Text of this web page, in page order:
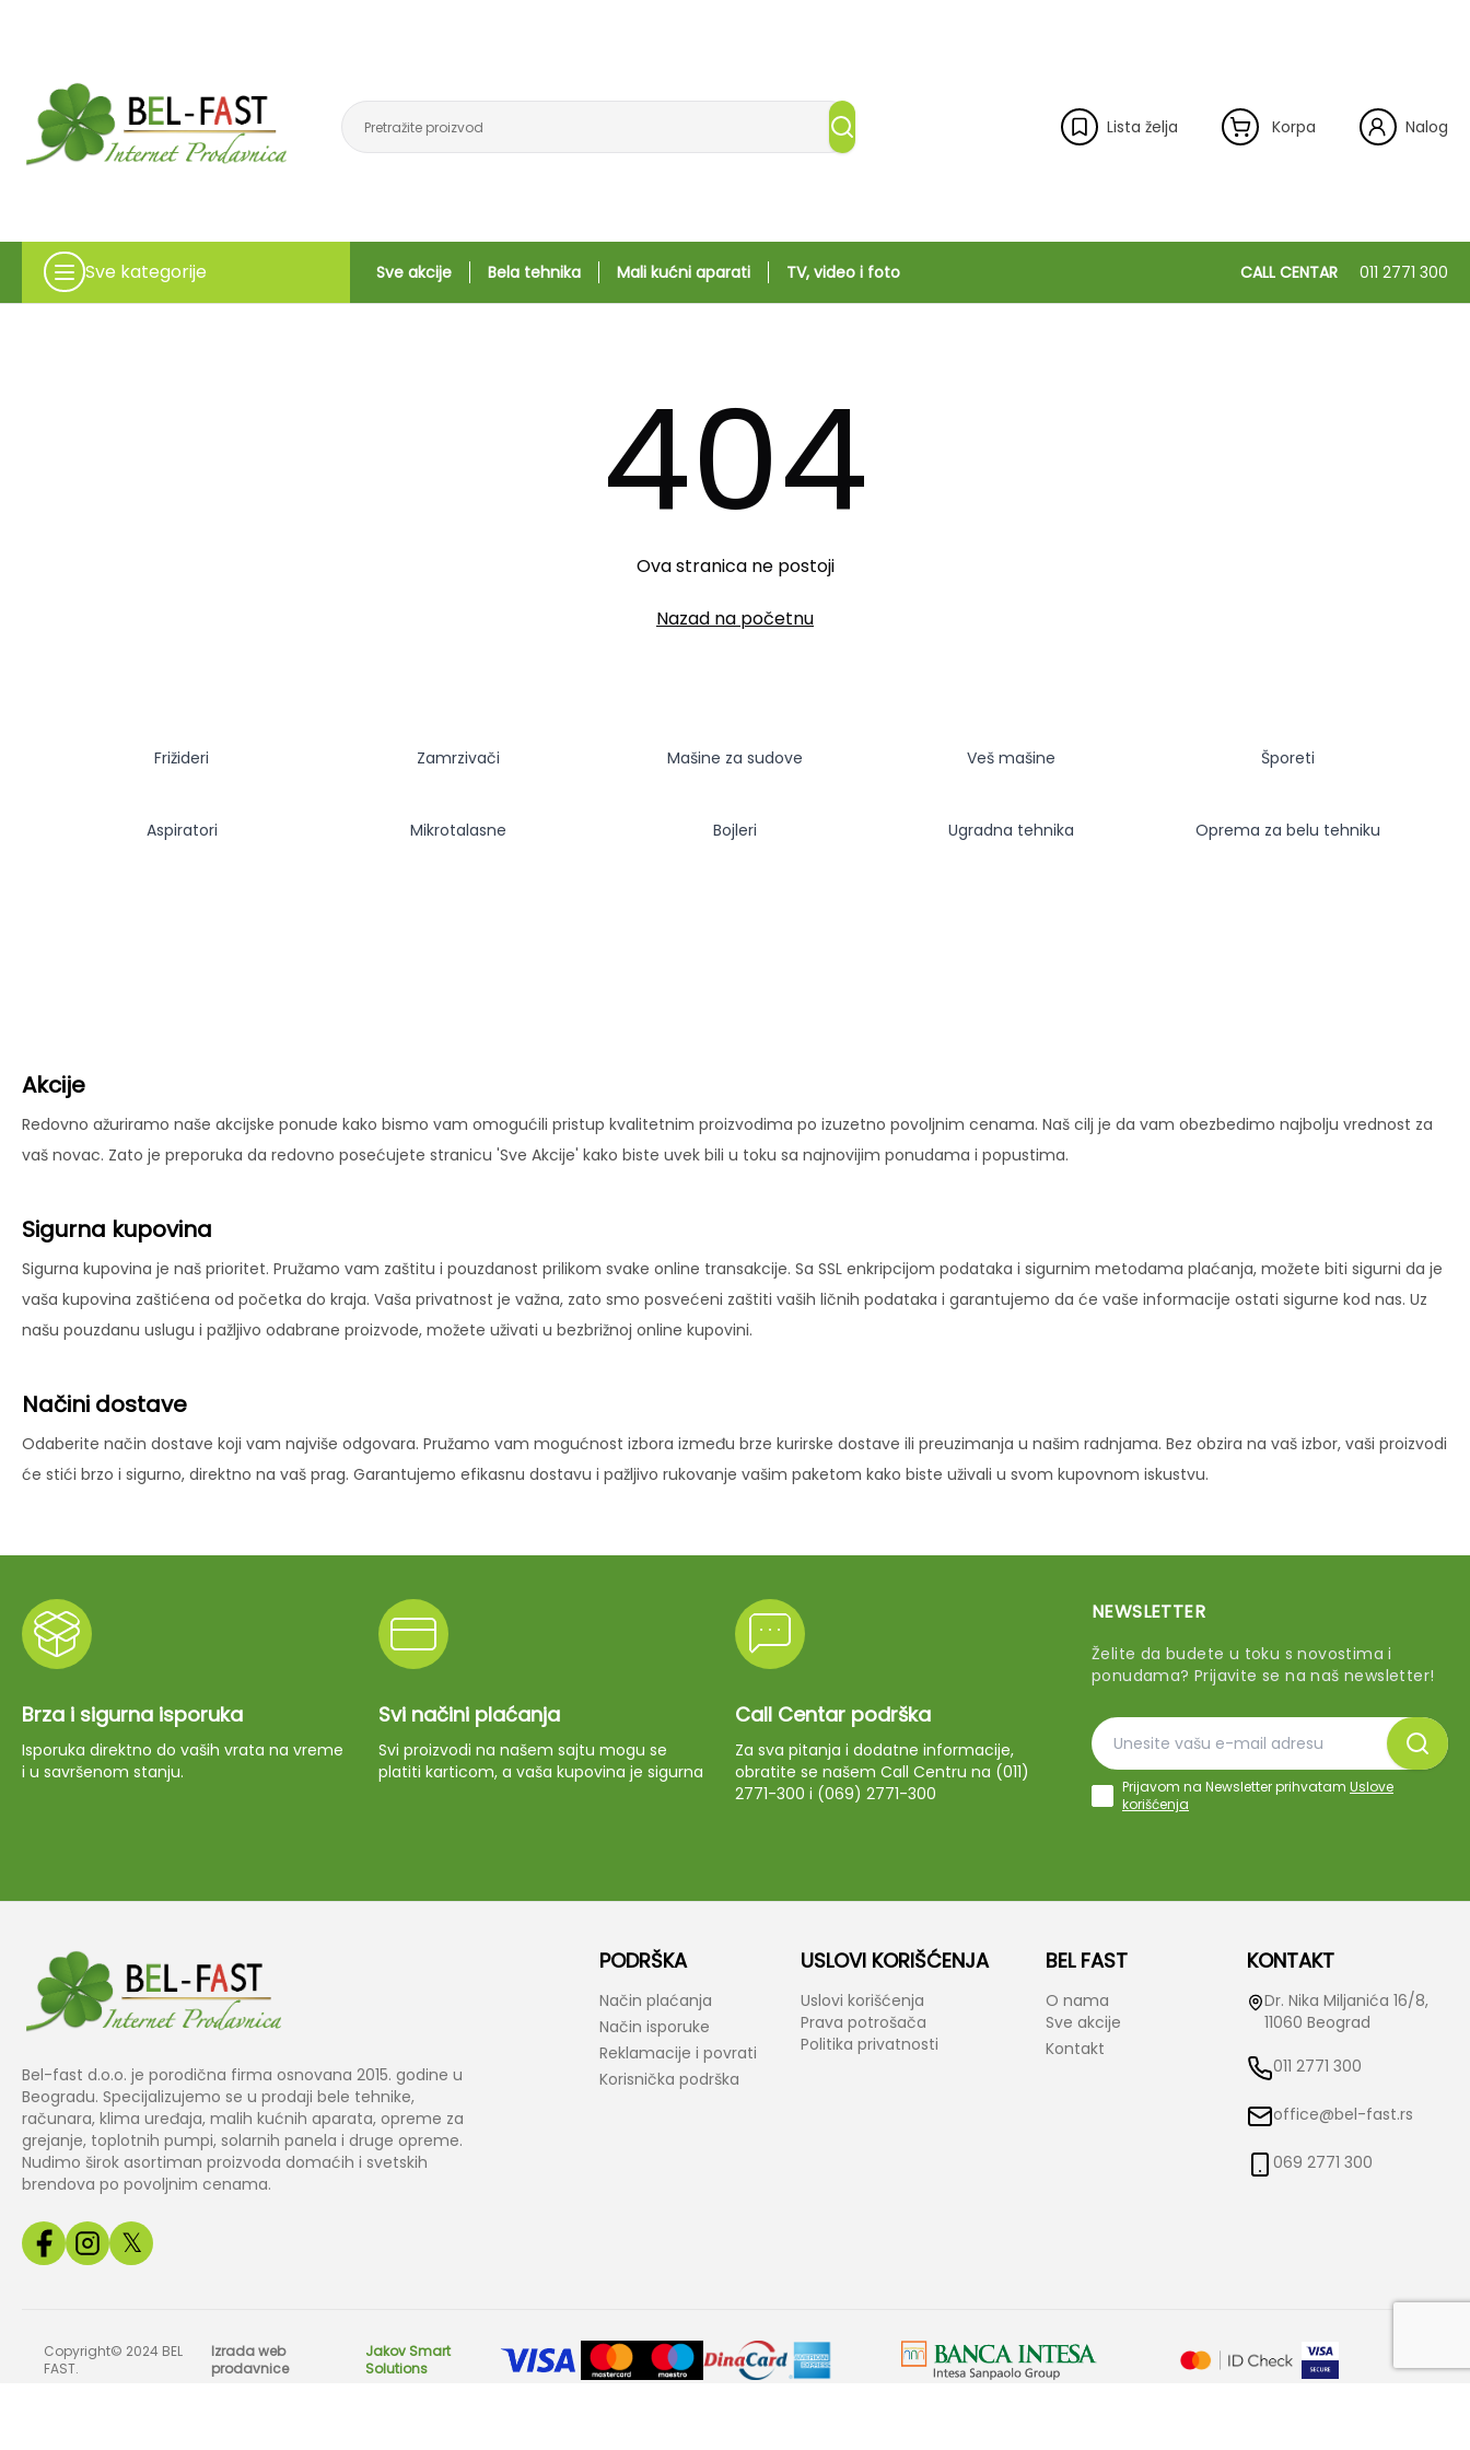
Lista želja Korpa Nalog
Sve kategorije Sve akcije Bela tehnika Mali kućni aparati TV, video i foto CALL CENTAR 011 2771 300
404
Ova stranica ne postoji
Nazad na početnu
Frižideri Zamrzivači Mašine za sudove Veš mašine Šporeti
Aspiratori Mikrotalasne Bojleri Ugradna tehnika Oprema za belu tehniku
Akcije
Redovno ažuriramo naše akcijske ponude kako bismo vam omogućili pristup kvalitetnim proizvodima po izuzetno povoljnim cenama. Naš cilj je da vam obezbedimo najbolju vrednost za
vaš novac. Zato je preporuka da redovno posećujete stranicu 'Sve Akcije' kako biste uvek bili u toku sa najnovijim ponudama i popustima.
Sigurna kupovina
Sigurna kupovina je naš prioritet. Pružamo vam zaštitu i pouzdanost prilikom svake online transakcije. Sa SSL enkripcijom podataka i sigurnim metodama plaćanja, možete biti sigurni da je
vaša kupovina zaštićena od početka do kraja. Vaša privatnost je važna, zato smo posvećeni zaštiti vaših ličnih podataka i garantujemo da će vaše informacije ostati sigurne kod nas. Uz
našu pouzdanu uslugu i pažljivo odabrane proizvode, možete uživati u bezbrižnoj online kupovini.
Načini dostave
Odaberite način dostave koji vam najviše odgovara. Pružamo vam mogućnost izbora između brze kurirske dostave ili preuzimanja u našim radnjama. Bez obzira na vaš izbor, vaši proizvodi
će stići brzo i sigurno, direktno na vaš prag. Garantujemo efikasnu dostavu i pažljivo rukovanje vašim paketom kako biste uživali u svom kupovnom iskustvu.
Brza i sigurna isporuka
Isporuka direktno do vaših vrata na vreme
i u savršenom stanju.
Svi načini plaćanja
Svi proizvodi na našem sajtu mogu se
platiti karticom, a vaša kupovina je sigurna
Call Centar podrška
Za sva pitanja i dodatne informacije,
obratite se našem Call Centru na (011)
2771-300 i (069) 2771-300
NEWSLETTER
Želite da budete u toku s novostima i
ponudama? Prijavite se na naš newsletter!
Prijavom na Newsletter prihvatam Uslove
korišćenja
Bel-fast d.o.o. je porodična firma osnovana 2015. godine u
Beogradu. Specijalizujemo se u prodaji bele tehnike,
računara, klima uređaja, malih kućnih aparata, opreme za
grejanje, toplotnih pumpi, solarnih panela i druge opreme.
Nudimo širok asortiman proizvoda domaćih i svetskih
brendova po povoljnim cenama.
𝕏
PODRŠKA
Način plaćanja
Način isporuke
Reklamacije i povrati
Korisnička podrška
USLOVI KORIŠĆENJA
Uslovi korišćenja
Prava potrošača
Politika privatnosti
BEL FAST
O nama
Sve akcije
Kontakt
KONTAKT
Dr. Nika Miljanića 16/8,
11060 Beograd
011 2771 300
office@bel-fast.rs
069 2771 300
Copyright© 2024 BEL
FAST.
Izrada web
prodavnice
Jakov Smart
Solutions